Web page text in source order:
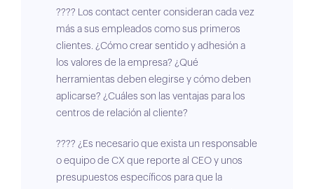
???? Los contact center consideran cada vez
más a sus empleados como sus primeros
clientes. ¿Cómo crear sentido y adhesión a
los valores de la empresa? ¿Qué
herramientas deben elegirse y cómo deben
aplicarse? ¿Cuáles son las ventajas para los
centros de relación al cliente?
???? ¿Es necesario que exista un responsable
o equipo de CX que reporte al CEO y unos
presupuestos específicos para que la